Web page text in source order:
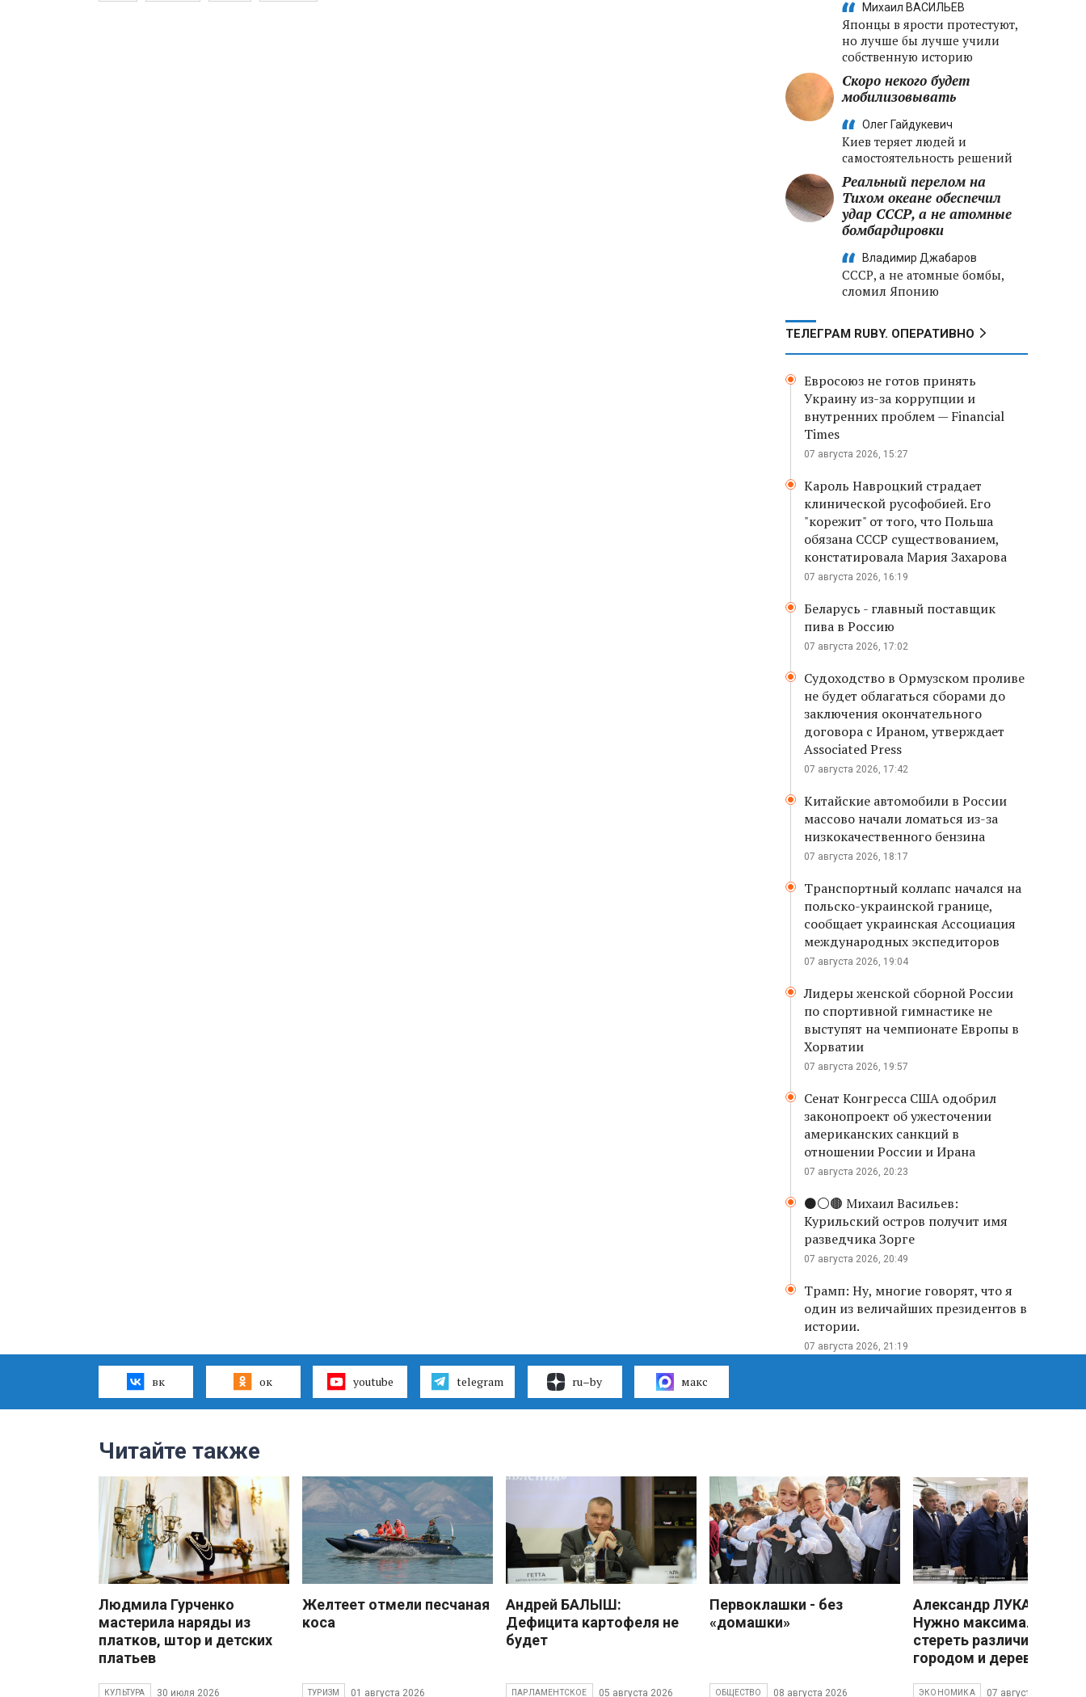
Михаил ВАСИЛЬЕВ
Японцы в ярости протестуют,
но лучше бы лучше учили
собственную историю
Скоро некого будет
мобилизовывать
Олег Гайдукевич
Киев теряет людей и
самостоятельность решений
Реальный перелом на
Тихом океане обеспечил
удар СССР, а не атомные
бомбардировки
Владимир Джабаров
СССР, а не атомные бомбы,
сломил Японию
ТЕЛЕГРАМ RUBY. ОПЕРАТИВНО
Евросоюз не готов принять
Украину из-за коррупции и
внутренних проблем — Financial
Times
07 августа 2026, 15:27
Кароль Навроцкий страдает
клинической русофобией. Его
"корежит" от того, что Польша
обязана СССР существованием,
констатировала Мария Захарова
07 августа 2026, 16:19
Беларусь - главный поставщик
пива в Россию
07 августа 2026, 17:02
Судоходство в Ормузском проливе
не будет облагаться сборами до
заключения окончательного
договора с Ираном, утверждает
Associated Press
07 августа 2026, 17:42
Китайские автомобили в России
массово начали ломаться из-за
низкокачественного бензина
07 августа 2026, 18:17
Транспортный коллапс начался на
польско-украинской границе,
сообщает украинская Ассоциация
международных экспедиторов
07 августа 2026, 19:04
Лидеры женской сборной России
по спортивной гимнастике не
выступят на чемпионате Европы в
Хорватии
07 августа 2026, 19:57
Сенат Конгресса США одобрил
законопроект об ужесточении
американских санкций в
отношении России и Ирана
07 августа 2026, 20:23
⚫️⚪️🟤 Михаил Васильев:
Курильский остров получит имя
разведчика Зорге
07 августа 2026, 20:49
Трамп: Ну, многие говорят, что я
один из величайших президентов в
истории.
07 августа 2026, 21:19
вк ок youtube telegram ru–by макс
Читайте также
Людмила Гурченко
мастерила наряды из
платков, штор и детских
платьев
КУЛЬТУРА 30 июля 2026
Желтеет отмели песчаная
коса
ТУРИЗМ 01 августа 2026
Андрей БАЛЫШ:
Дефицита картофеля не
будет
ПАРЛАМЕНТСКОЕ 05 августа 2026
Первоклашки - без
«домашки»
ОБЩЕСТВО 08 августа 2026
Александр
Нужно максимально
стереть различия
городом и деревней
ЭКОНОМИКА 07 августа 2026